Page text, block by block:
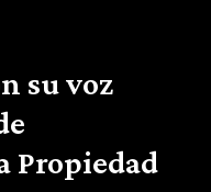
su voz
Propiedad